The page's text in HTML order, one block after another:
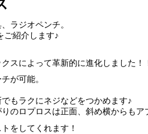
ラジオペンチ。
ご紹介します♪
スによって革新的に進化しました！
が可能。
もラクにネジなどをつかめます♪
のロプロスは正面、斜め横からもア
をしてくれます！